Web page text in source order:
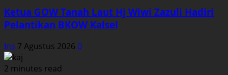
Ketua GOW Tanah Laut Hj Wiwi Zazuli Hadiri
Pelantikan BKOW Kalsel
Ins 7 Agustus 2026 0
2 minutes read